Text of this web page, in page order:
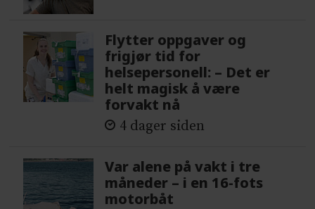
Flytter oppgaver og
frigjør tid for
helsepersonell: – Det er
helt magisk å være
forvakt nå
4 dager siden
Var alene på vakt i tre
måneder – i en 16-fots
motorbåt